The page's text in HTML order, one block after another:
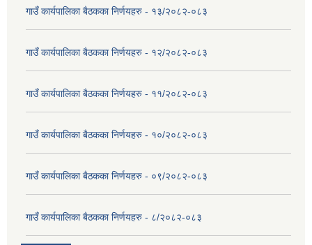
गाउँ कार्यपालिका बैठकका निर्णयहरु - १३/२०८२-०८३
गाउँ कार्यपालिका बैठकका निर्णयहरु - १२/२०८२-०८३
गाउँ कार्यपालिका बैठकका निर्णयहरु - ११/२०८२-०८३
गाउँ कार्यपालिका बैठकका निर्णयहरु - १०/२०८२-०८३
गाउँ कार्यपालिका बैठकका निर्णयहरु - ०९/२०८२-०८३
गाउँ कार्यपालिका बैठकका निर्णयहरु - ८/२०८२-०८३